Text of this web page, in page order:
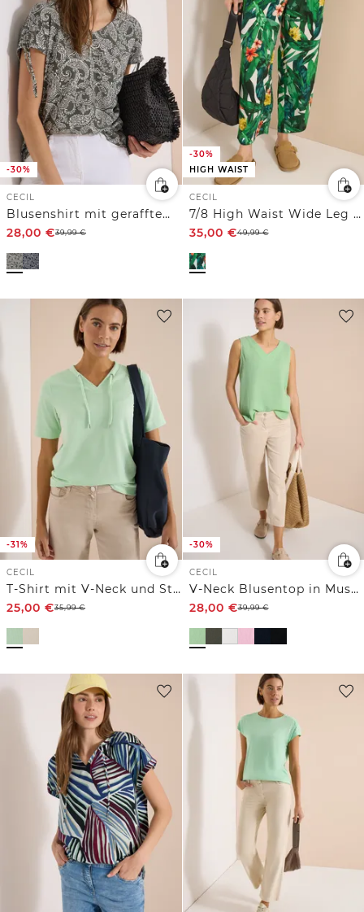
-30%
CECIL
Blusenshirt mit gerafftem Detail
28,00 €39,99€
-30%
HIGH WAIST
CECIL
7/8 High Waist Wide Leg Hose im Loose Fit
35,00 €49,99€
-31%
CECIL
T-Shirt mit V-Neck und Streifen
25,00 €35,99€
-30%
CECIL
V-Neck Blusentop in Musselin-Qualität
28,00 €39,99€